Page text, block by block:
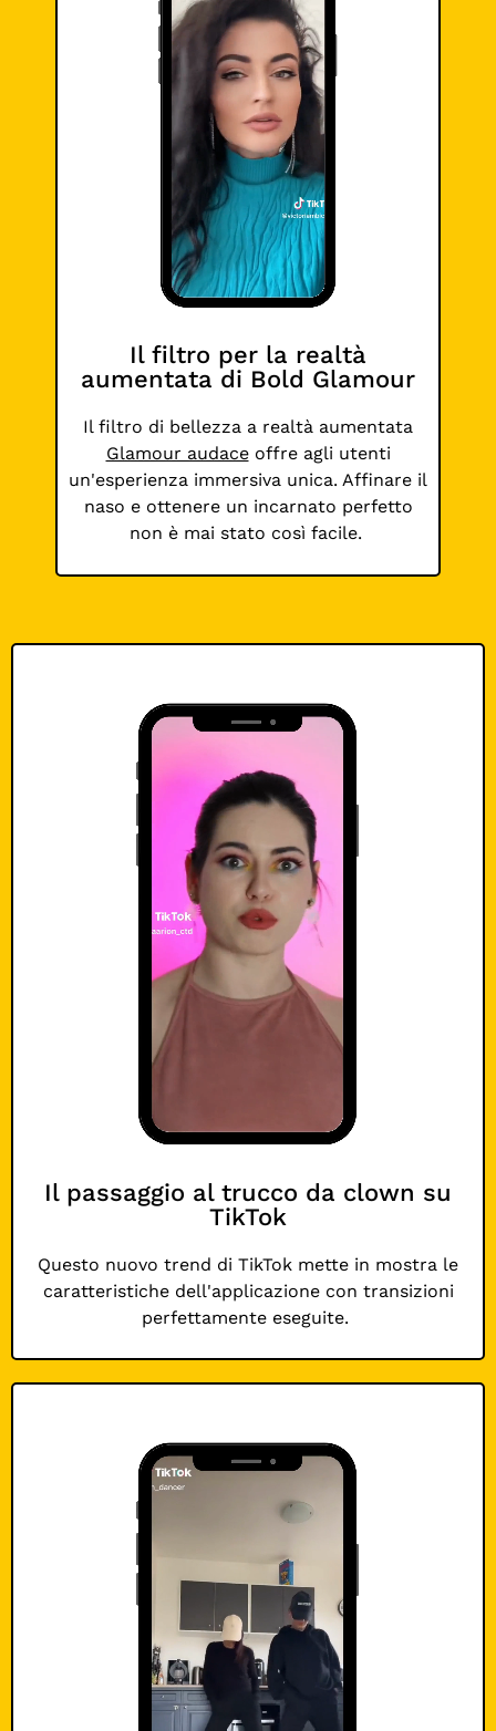
Il filtro per la realtà
aumentata di Bold Glamour
Il filtro di bellezza a realtà aumentata
Glamour audaceoffre agli utenti
un'esperienza immersiva unica. Affinare il
naso e ottenere un incarnato perfetto
non è mai stato così facile.
Il passaggio al trucco da clown su
TikTok
Questo nuovo trend di TikTok mette in mostra le
caratteristiche dell'applicazione con transizioni
perfettamente eseguite.